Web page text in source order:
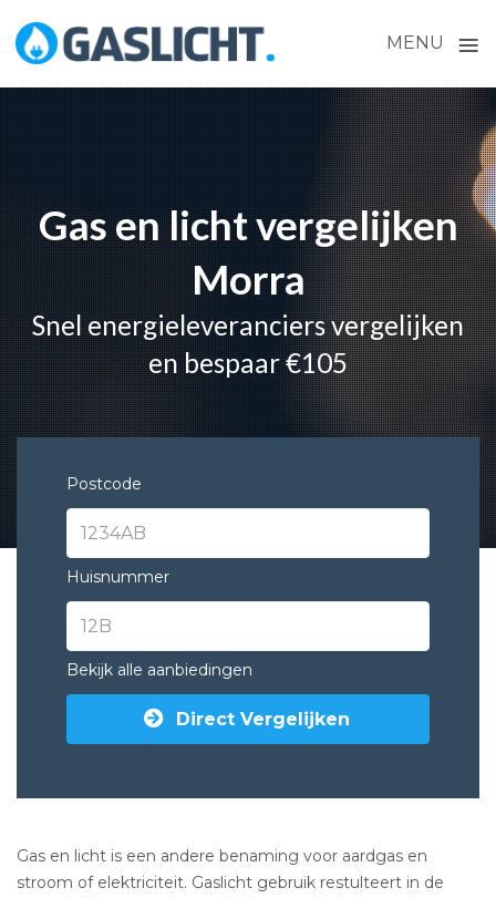
MENU ≡
Skip
to
content
Gas en licht vergelijken
Morra
Snel energieleveranciers vergelijken
en bespaar €105
Postcode
Huisnummer
Bekijk alle aanbiedingen
Direct Vergelijken
Gas en licht is een andere benaming voor aardgas en
stroom of elektriciteit. Gaslicht gebruik restulteert in de